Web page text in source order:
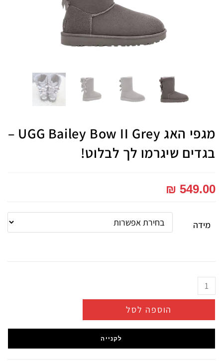
מגפי האג UGG Bailey Bow II Grey –
בגדים שיגרמו לך לבלוט!
₪ 549.00
מידה
הוספה לסל
לקנייה